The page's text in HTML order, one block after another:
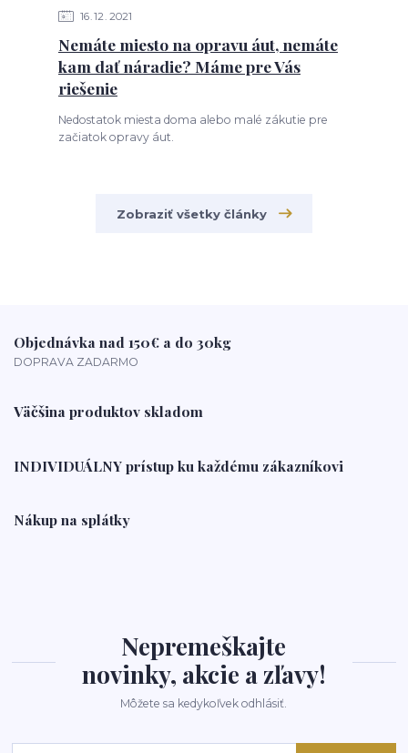
16 12 2021
Nemáte miesto na opravu áut, nemáte
kam dať náradie? Máme pre Vás
riešenie
Nedostatok miesta doma alebo malé zákutie pre
začiatok opravy áut.
Zobraziť všetky články
Objednávka nad 150€ a do 30kg
DOPRAVA ZADARMO
Väčšina produktov skladom
INDIVIDUÁLNY prístup ku každému zákazníkovi
Nákup na splátky
Nepremeškajte
novinky, akcie a zľavy!
Môžete sa kedykoľvek odhlásiť.